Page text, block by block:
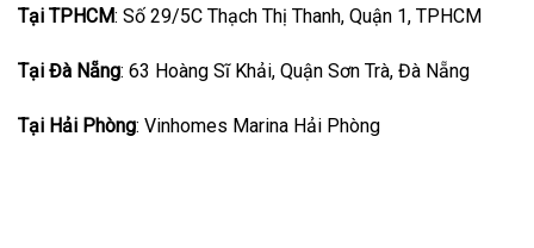
Tại TPHCM: Số 29/5C Thạch Thị Thanh, Quận 1, TPHCM
Tại Đà Nẵng: 63 Hoàng Sĩ Khải, Quận Sơn Trà, Đà Nẵng
Tại Hải Phòng: Vinhomes Marina Hải Phòng